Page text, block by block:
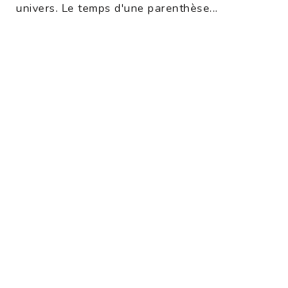
univers. Le temps d'une parenthèse...